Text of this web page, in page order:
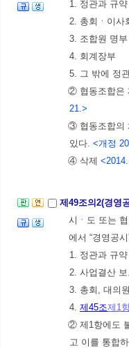
1. 정관과 규
2. 총회ㆍ이사
3. 조합원 명부
4. 회계장부
5. 그 밖에 정
② 협동조합은
21.>
③ 협동조합의
있다. <개정
④ 삭제
제49조의2(경영
시ㆍ도 또는
에서 “경영공
1. 정관과 규
2. 사업결산
3. 총회, 대의
4. 제45조제1
② 제1항에도
고 이를 통합